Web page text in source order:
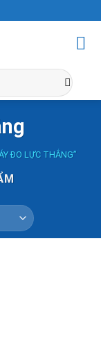
ĐO LỰC THẮNG”